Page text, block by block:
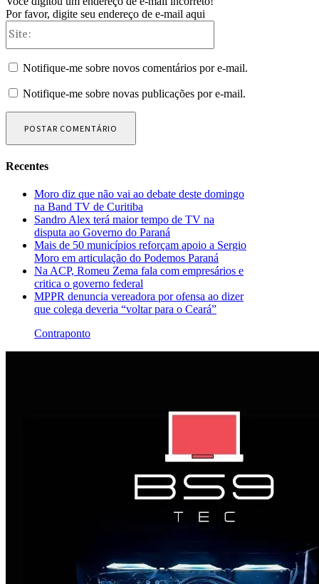
Por favor, digite seu endereço de e-mail aqui
Notifique-me sobre novos comentários por e-mail.
Notifique-me sobre novas publicações por e-mail.
Recentes
Moro diz que não vai ao debate deste domingo
na Band TV de Curitiba
Sandro Alex terá maior tempo de TV na
disputa ao Governo do Paraná
Mais de 50 municípios reforçam apoio a Sergio
Moro em articulação do Podemos Paraná
Na ACP, Romeu Zema fala com empresários e
critica o governo federal
MPPR denuncia vereadora por ofensa ao dizer
que colega deveria “voltar para o Ceará”
Contraponto